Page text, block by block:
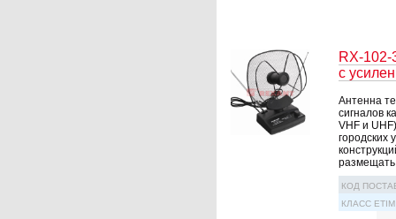
RX-102-
с
Антенна
сигналов
VHF и
городских
размещать
КОД
КЛАСС ETIM